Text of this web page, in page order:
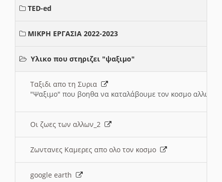
TED-ed
ΜΙΚΡΗ ΕΡΓΑΣΙΑ 2022-2023
Υλικο που στηριζει "ψαξιμο"
Ταξιδι απο τη Συρια
"Ψαξιμο" που βοηθα να καταλάβουμε τον κοσμο αλλων
Οι ζωες των αλλων_2
Ζωντανες Καμερες απο ολο τον κοσμο
google earth